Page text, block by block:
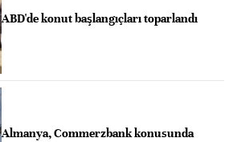
ABD'de konut başlangıçları toparlandı
Almanya, Commerzbank konusunda